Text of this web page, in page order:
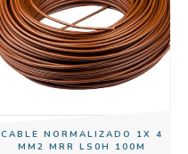
CABLE NORMALIZADO 1X 4
MM2 MRR LS0H 100M